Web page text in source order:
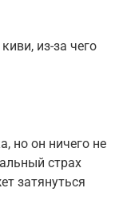
из-за чего
но он ничего не
страх
затянуться